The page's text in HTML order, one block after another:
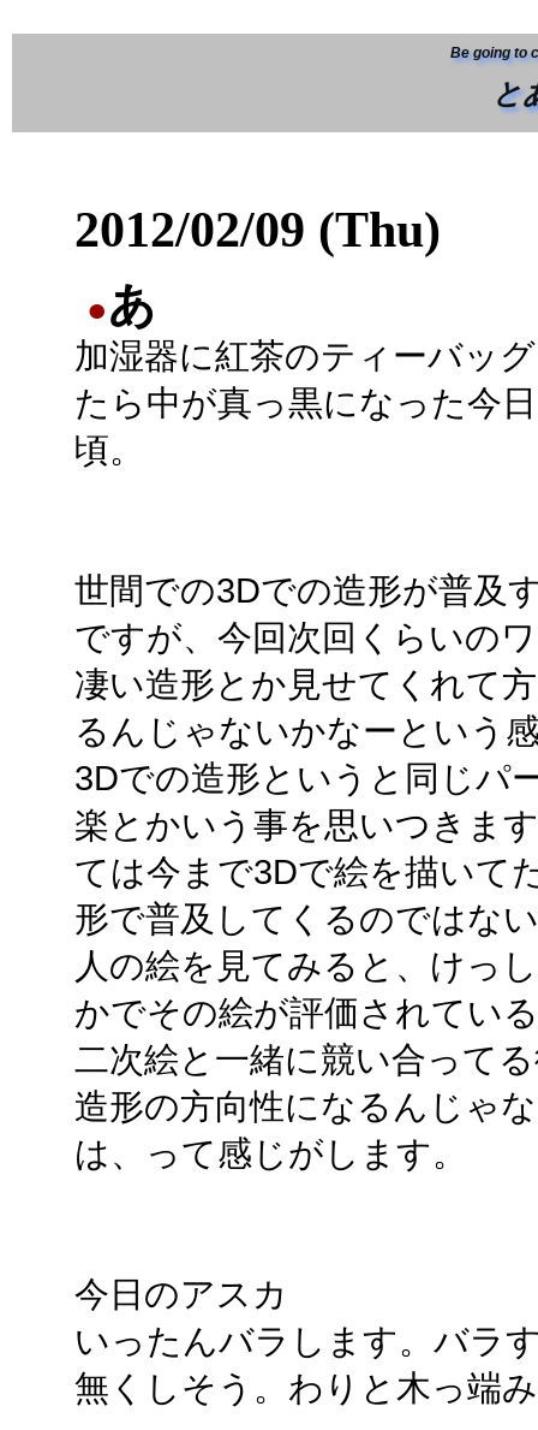
Be going to
と
2012/02/09 (Thu)
●あ
加湿器に紅茶のティーバッ
たら中が真っ黒になった今
頃。
世間での3Dでの造形が普及
ですが、今回次回くらいの
凄い造形とか見せてくれて
るんじゃないかなーという
3Dでの造形というと同じパ
楽とかいう事を思いつきま
ては今まで3Dで絵を描いて
形で普及してくるのではな
人の絵を見てみると、けっ
かでその絵が評価されてい
二次絵と一緒に競い合って
造形の方向性になるんじゃ
は、って感じがします。
今日のアスカ
いったんバラします。バラ
無くしそう。わりと木っ端